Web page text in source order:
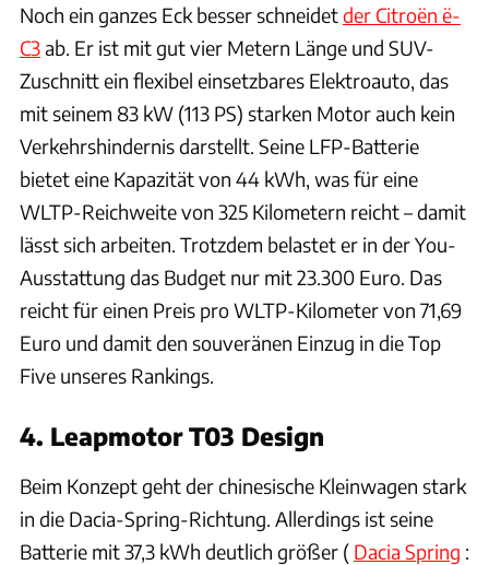
Noch ein ganzes Eck besser schneidetder Citroën ë-
C3ab. Er ist mit gut vier Metern Länge und SUV-
Zuschnitt ein flexibel einsetzbares Elektroauto, das
mit seinem 83 kW (113 PS) starken Motor auch kein
Verkehrshindernis darstellt. Seine LFP-Batterie
bietet eine Kapazität von 44 kWh, was für eine
WLTP-Reichweite von 325 Kilometern reicht – damit
lässt sich arbeiten. Trotzdem belastet er in der You-
Ausstattung das Budget nur mit 23.300 Euro. Das
reicht für einen Preis pro WLTP-Kilometer von 71,69
Euro und damit den souveränen Einzug in die Top
Five unseres Rankings.
4. Leapmotor T03 Design
Beim Konzept geht der chinesische Kleinwagen stark
in die Dacia-Spring-Richtung. Allerdings ist seine
Batterie mit 37,3 kWh deutlich größer ( Dacia Spring :